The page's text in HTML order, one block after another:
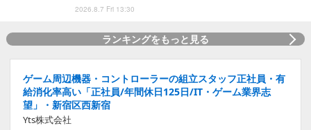
2026.8.7 Fri 13:30
ランキングをもっと見る
ゲーム周辺機器・コントローラーの組立スタッフ正社員・有
給消化率高い「正社員/年間休日125日/IT・ゲーム業界志
望」・新宿区西新宿
Yts株式会社